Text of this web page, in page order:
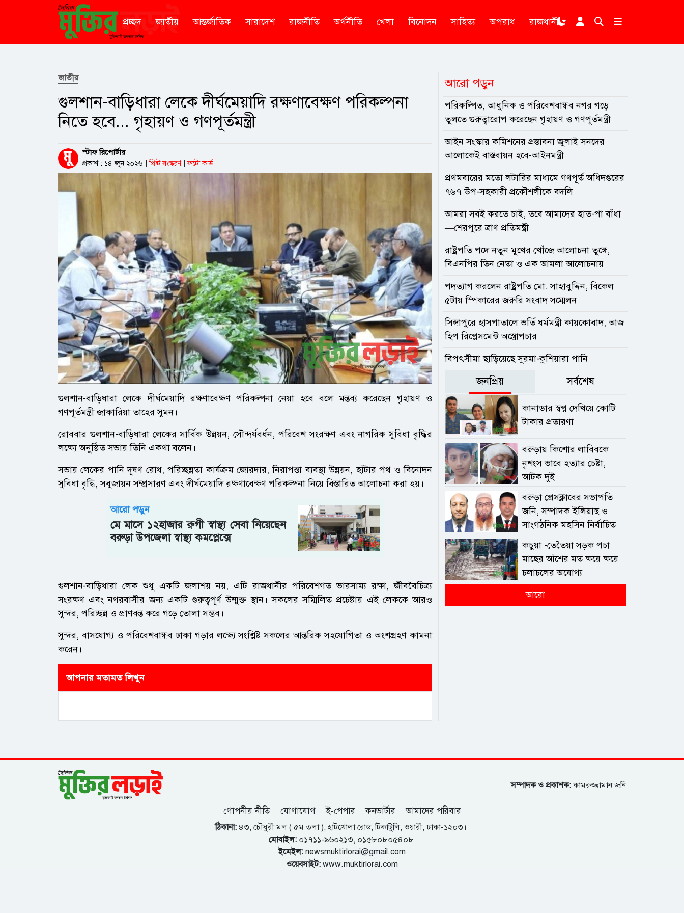
প্রচ্ছদ জাতীয় আন্তর্জাতিক সারাদেশ রাজনীতি অর্থনীতি খেলা বিনোদন সাহিত্য অপরাধ রাজধানী
জাতীয়
গুলশান-বাড়িধারা লেকে দীর্ঘমেয়াদি রক্ষণাবেক্ষণ পরিকল্পনা
নিতে হবে... গৃহায়ণ ও গণপূর্তমন্ত্রী
স্টাফ রিপোর্টার
প্রকাশ : ১৪ জুন ২০২৬ প্রিন্ট সংস্করণ ফটো কার্ড
গুলশান-বাড়িধারা লেকে দীর্ঘমেয়াদি রক্ষণাবেক্ষণ পরিকল্পনা নেয়া হবে বলে মন্তব্য করেছেন গৃহায়ণ ও
গণপূর্তমন্ত্রী জাকারিয়া তাহের সুমন।
রোববার গুলশান-বাড়িধারা লেকের সার্বিক উন্নয়ন, সৌন্দর্যবর্ধন, পরিবেশ সংরক্ষণ এবং নাগরিক সুবিধা বৃদ্ধির
লক্ষ্যে অনুষ্ঠিত সভায় তিনি একথা বলেন।
সভায় লেকের পানি দূষণ রোধ, পরিচ্ছন্নতা কার্যক্রম জোরদার, নিরাপত্তা ব্যবস্থা উন্নয়ন, হাঁটার পথ ও বিনোদন
সুবিধা বৃদ্ধি, সবুজায়ন সম্প্রসারণ এবং দীর্ঘমেয়াদি রক্ষণাবেক্ষণ পরিকল্পনা নিয়ে বিস্তারিত আলোচনা করা হয়।
আরো পড়ুন
মে মাসে ১২হাজার রুগী স্বাস্থ্য সেবা নিয়েছেন
বরুড়া উপজেলা স্বাস্থ্য কমপ্লেক্সে
গুলশান-বাড়িধারা লেক শুধু একটি জলাশয় নয়, এটি রাজধানীর পরিবেশগত ভারসাম্য রক্ষা, জীববৈচিত্র্য
সংরক্ষণ এবং নগরবাসীর জন্য একটি গুরুত্বপূর্ণ উন্মুক্ত স্থান। সকলের সম্মিলিত প্রচেষ্টায় এই লেককে আরও
সুন্দর, পরিচ্ছন্ন ও প্রাণবন্ত করে গড়ে তোলা সম্ভব।
সুন্দর, বাসযোগ্য ও পরিবেশবান্ধব ঢাকা গড়ার লক্ষ্যে সংশ্লিষ্ট সকলের আন্তরিক সহযোগিতা ও অংশগ্রহণ কামনা
করেন।
আপনার মতামত লিখুন
আরো পড়ুন
পরিকল্পিত, আধুনিক ও পরিবেশবান্ধব নগর গড়ে
তুলতে গুরুত্বারোপ করেছেন গৃহায়ণ ও গণপূর্তমন্ত্রী
আইন সংস্কার কমিশনের প্রস্তাবনা জুলাই সনদের
আলোকেই বাস্তবায়ন হবে-আইনমন্ত্রী
প্রথমবারের মতো লটারির মাধ্যমে গণপূর্ত অধিদপ্তরের
৭৬৭ উপ-সহকারী প্রকৌশলীকে বদলি
আমরা সবই করতে চাই, তবে আমাদের হাত-পা বাঁধা
—শেরপুরে ত্রাণ প্রতিমন্ত্রী
রাষ্ট্রপতি পদে নতুন মুখের খোঁজে আলোচনা তুঙ্গে,
বিএনপির তিন নেতা ও এক আমলা আলোচনায়
পদত্যাগ করলেন রাষ্ট্রপতি মো. সাহাবুদ্দিন, বিকেল
৫টায় স্পিকারের জরুরি সংবাদ সম্মেলন
সিঙ্গাপুরে হাসপাতালে ভর্তি ধর্মমন্ত্রী কায়কোবাদ, আজ
হিপ রিপ্লেসমেন্ট অস্ত্রোপচার
বিপৎসীমা ছাড়িয়েছে সুরমা-কুশিয়ারা পানি
জনপ্রিয় সর্বশেষ
কানাডার স্বপ্ন দেখিয়ে কোটি
টাকার প্রতারণা
বরুড়ায় কিশোর লাবিবকে
নৃশংস ভাবে হত্যার চেষ্টা,
আটক দুই
বরুড়া প্রেসক্লাবের সভাপতি
জনি, সম্পাদক ইলিয়াছ ও
সাংগঠনিক মহসিন নির্বাচিত
কচুয়া -তেতৈয়া সড়ক পচা
মাছের আঁশের মত ক্ষয়ে ক্ষয়ে
চলাচলের অযোগ্য
আরো
সম্পাদক ও প্রকাশক:কামরুজ্জামান জনি
গোপনীয় নীতি যোগাযোগ ই-পেপার কনভার্টার আমাদের পরিবার
ঠিকানা: ৪৩, চৌধুরী মল ( ৫ম তলা ), হাটখোলা রোড, টিকাটুলি, ওয়ারী, ঢাকা-১২০৩।
মোবাইল:০১৭১১-৯৬০২১৩, ০১৫৮০৮০৫৪০৮
ইমেইল: newsmuktirlorai@gmail.com
ওয়েবসাইট: www.muktirlorai.com